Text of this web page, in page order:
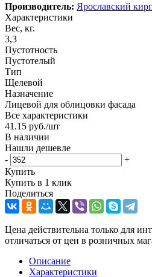
Производитель: Ярославский
Характеристики
Вес, кг.
3,3
Пустотность
Пустотелый
Тип
Щелевой
Назначение
Лицевой для облицовки фасада
Все характеристики
41.15 руб./шт
В наличии
Нашли дешевле
-
+
Купить
Купить в 1 клик
Поделиться
Цена действительна только для
отличаться от цен в розничных
Описание
Характеристики